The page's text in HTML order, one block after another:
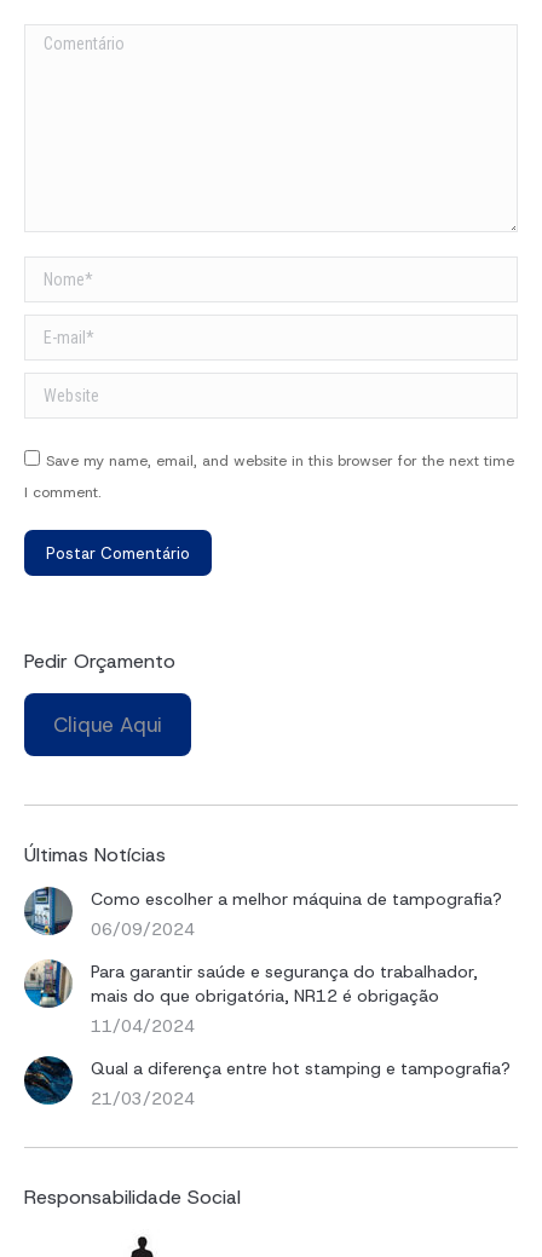
Comentário
Nome *
E-mail *
Website
Save my name, email, and website in this browser for the next time
I comment.
Postar Comentário
Pedir Orçamento
Clique Aqui
Últimas Notícias
Como escolher a melhor máquina de tampografia?
06/09/2024
Para garantir saúde e segurança do trabalhador,
mais do que obrigatória, NR12 é obrigação
11/04/2024
Qual a diferença entre hot stamping e tampografia?
21/03/2024
Responsabilidade Social